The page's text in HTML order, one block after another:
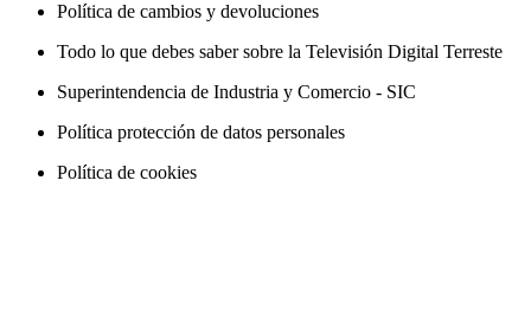
Política de cambios y devoluciones
Todo lo que debes saber sobre la Televisión Digital Terreste
Superintendencia de Industria y Comercio - SIC
Política protección de datos personales
Política de cookies